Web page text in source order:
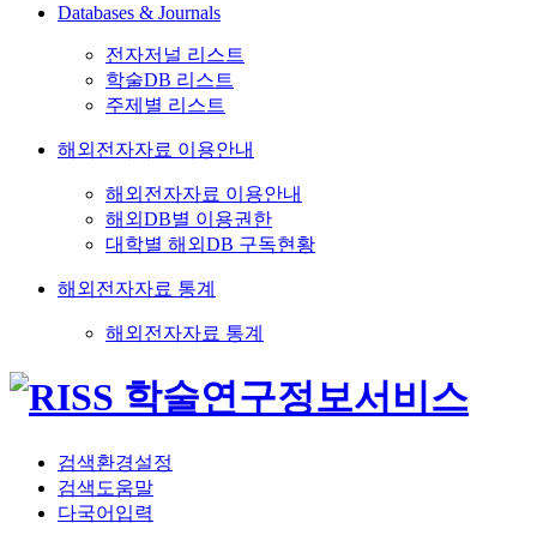
Databases & Journals
전자저널 리스트
학술DB 리스트
주제별 리스트
해외전자자료 이용안내
해외전자자료 이용안내
해외DB별 이용권한
대학별 해외DB 구독현황
해외전자자료 통계
해외전자자료 통계
검색환경설정
검색도움말
다국어입력